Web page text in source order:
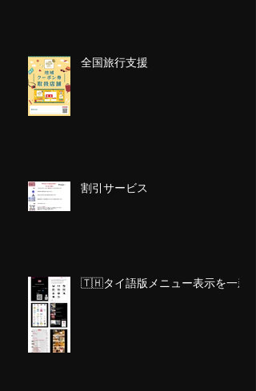
全国旅行支援
割引サービス
🇹🇭タイ語版メニュー表示を一新